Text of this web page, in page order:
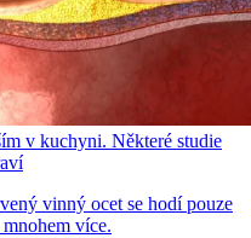
v kuchyni. Některé studie
vinný ocet se hodí pouze
více.